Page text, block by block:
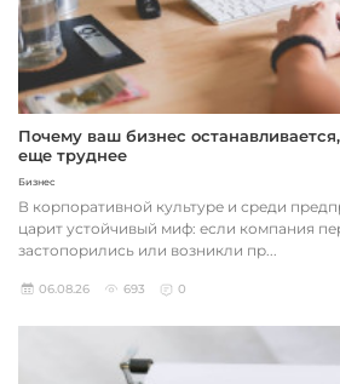
Почему ваш бизнес
еще труднее
Бизнес
В корпоративной культуре и среди
царит устойчивый миф: если компания
застопорились или возникли пр...
06.08.26 693 0